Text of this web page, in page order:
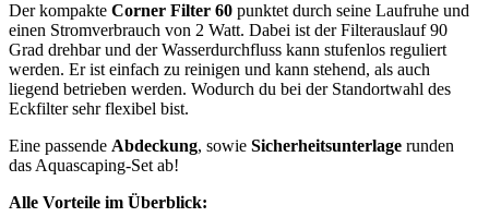
Der kompakte Corner Filter 60 punktet durch seine Laufruhe und
einen Stromverbrauch von 2 Watt. Dabei ist der Filterauslauf 90
Grad drehbar und der Wasserdurchfluss kann stufenlos reguliert
werden. Er ist einfach zu reinigen und kann stehend, als auch
liegend betrieben werden. Wodurch du bei der Standortwahl des
Eckfilter sehr flexibel bist.
Eine passende Abdeckung, sowie Sicherheitsunterlage runden
das Aquascaping-Set ab!
Alle Vorteile im Überblick: